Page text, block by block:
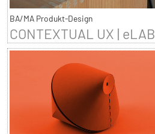
BA/MA Produkt-Design
CONTEXTUAL UX | eLAB